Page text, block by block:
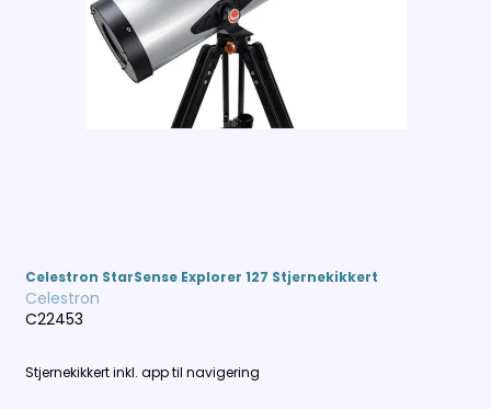
Celestron StarSense Explorer 127 Stjernekikkert
Celestron
C22453
Stjernekikkert inkl. app til navigering